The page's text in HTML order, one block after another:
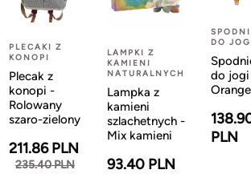
PLECAKI Z
KONOPI
Plecak z
konopi -
Rolowany
szaro-zielony
211.86 PLN
235.40 PLN
LAMPKI Z
KAMIENI
NATURALNYCH
Lampka z
kamieni
szlachetnych -
Mix kamieni
93.40 PLN
DO
do
Orange
PLN